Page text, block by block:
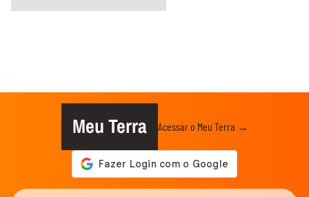
Meu Terra Acessar o Meu Terra →